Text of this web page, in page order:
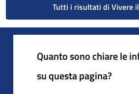
Tutti i risultati di Vivere
Quanto sono chiare le
su questa pagina?